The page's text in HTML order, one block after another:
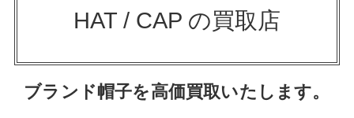
HAT / CAP の買取店
ブランド帽子を高価買取いたします。